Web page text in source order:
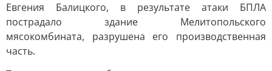
Евгения Балицкого, в результате атаки БПЛА
пострадало здание Мелитопольского
мясокомбината, разрушена его производственная
часть.